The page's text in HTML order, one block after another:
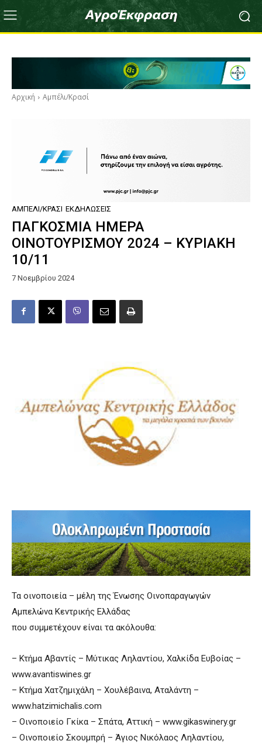
Αρχική Αμπέλι/Κρασί
ΑΜΠΈΛΙ/ΚΡΑΣΊ ΕΚΔΗΛΏΣΕΙΣ
ΠΑΓΚΟΣΜΙΑ ΗΜΕΡΑ
ΟΙΝΟΤΟΥΡΙΣΜΟΥ 2024 – ΚΥΡΙΑΚΗ
10/11
7 Νοεμβρίου 2024
Τα οινοποιεία – μέλη της Ένωσης Οινοπαραγωγών
Αμπελώνα Κεντρικής Ελλάδας
που συμμετέχουν είναι τα ακόλουθα:
– Κτήμα Αβαντίς – Μύτικας Ληλαντίου, Χαλκίδα Ευβοίας –
www.avantiswines.gr
– Κτήμα Χατζημιχάλη – Χουλέβαινα, Αταλάντη –
www.hatzimichalis.com
– Οινοποιείο Γκίκα – Σπάτα, Αττική – www.gikaswinery.gr
– Οινοποιείο Σκουμπρή – Άγιος Νικόλαος Ληλαντίου,